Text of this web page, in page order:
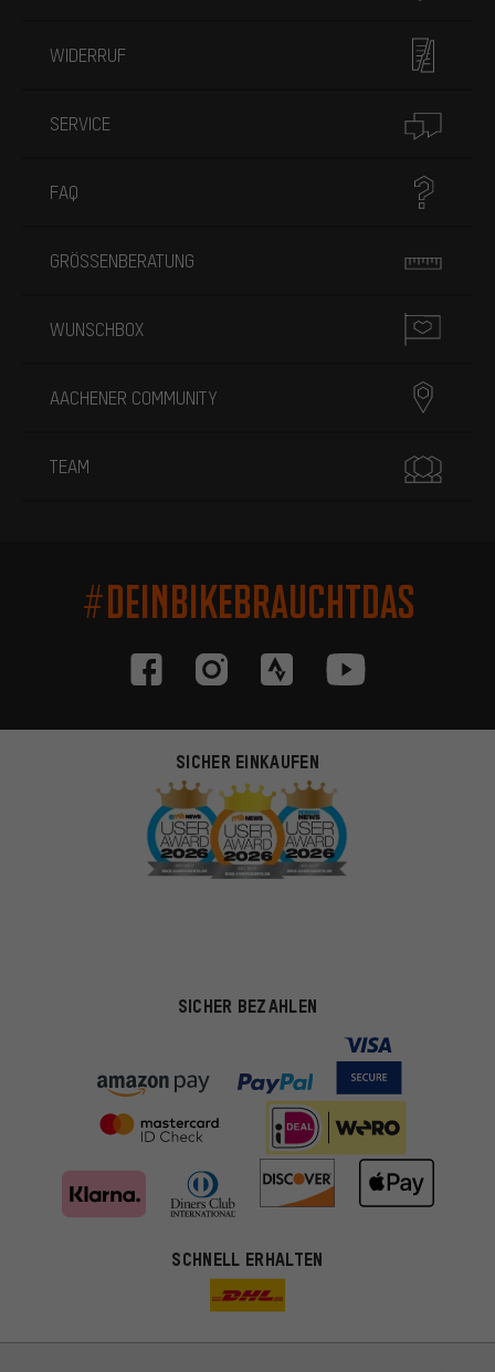
WIDERRUF
SERVICE
FAQ
GRÖSSENBERATUNG
WUNSCHBOX
AACHENER COMMUNITY
TEAM
#DEINBIKEBRAUCHTDAS
SICHER EINKAUFEN
SICHER BEZAHLEN
SCHNELL ERHALTEN